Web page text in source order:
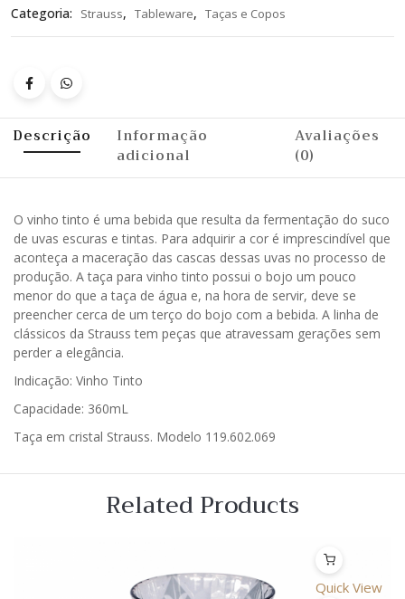
Categoria: Strauss, Tableware, Taças e Copos
Descrição
Informação
adicional
Avaliações
(0)
O vinho tinto é uma bebida que resulta da fermentação do suco
de uvas escuras e tintas. Para adquirir a cor é imprescindível que
aconteça a maceração das cascas dessas uvas no processo de
produção. A taça para vinho tinto possui o bojo um pouco
menor do que a taça de água e, na hora de servir, deve se
preencher cerca de um terço do bojo com a bebida. A linha de
clássicos da Strauss tem peças que atravessam gerações sem
perder a elegância.
Indicação: Vinho Tinto
Capacidade: 360mL
Taça em cristal Strauss. Modelo 119.602.069
Related Products
Quick View
Lista